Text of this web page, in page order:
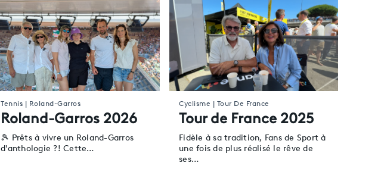
Tennis | Roland-Garros
Roland-Garros 2026
🎾 Prêts à vivre un Roland-Garros
d'anthologie ?! Cette…
Cyclisme | Tour De France
Tour de France 2025
Fidèle à sa tradition, Fans de Sport à
une fois de plus réalisé le rêve de
ses…